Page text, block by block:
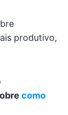
produtivo,
como